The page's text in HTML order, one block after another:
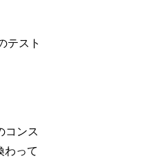
テスト
コンス
わって